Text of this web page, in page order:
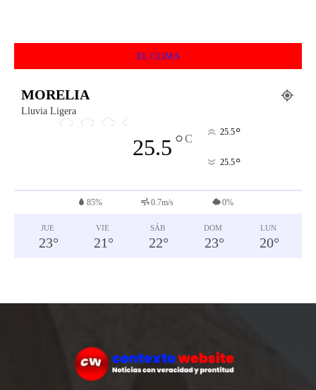
EL CLIMA
MORELIA
Lluvia Ligera
25.5°C
25.5°
25.5°
85% 0.7m/s 0%
JUE
23°
VIE
21 °
SÁB
22°
DOM
23°
LUN
20°